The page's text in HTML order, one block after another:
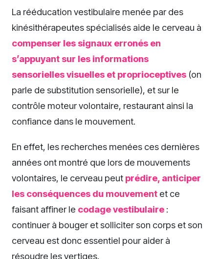
La rééducation vestibulaire menée par des
kinésithérapeutes spécialisés aide le cerveau à
compenser les signaux erronés en
s’appuyant sur les informations
sensorielles visuelles et proprioceptives (on
parle de substitution sensorielle), et sur le
contrôle moteur volontaire, restaurant ainsi la
confiance dans le mouvement.
En effet, les recherches menées ces dernières
années ont montré que lors de mouvements
volontaires, le cerveau peut prédire, anticiper
les conséquences du mouvement et ce
faisant affiner le codage vestibulaire :
continuer à bouger et solliciter son corps et son
cerveau est donc essentiel pour aider à
résoudre les vertiges.